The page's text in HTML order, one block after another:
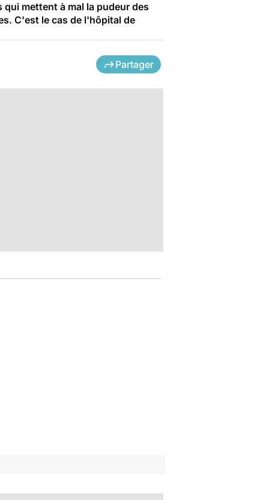
mettent à mal la pudeur des
C'est le cas de l'hôpital de
Partager